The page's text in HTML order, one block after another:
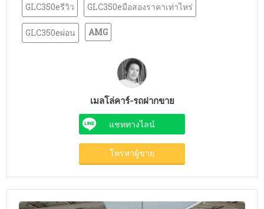
GLC350eรีวิว
GLC350eมือสองราคาเท่าไหร่
GLC350eผ่อน AMG
เมลโล่คาร์-รถฝากขาย
แชททางไลน์
โทรหาผู้ขาย